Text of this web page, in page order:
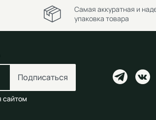
Самая аккуратная и
упаковка товара
Подписаться
сайтом